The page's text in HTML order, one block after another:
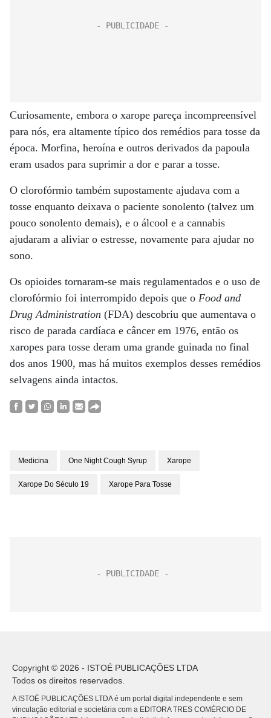
Curiosamente, embora o xarope pareça incompreensível
para nós, era altamente típico dos remédios para tosse da
época. Morfina, heroína e outros derivados da papoula
eram usados ​​para suprimir a dor e parar a tosse.
O clorofórmio também supostamente ajudava com a
tosse enquanto deixava o paciente sonolento (talvez um
pouco sonolento demais), e o álcool e a cannabis
ajudaram a aliviar o estresse, novamente para ajudar no
sono.
Os opioides tornaram-se mais regulamentados e o uso de
clorofórmio foi interrompido depois que o Food and
Drug Administration (FDA) descobriu que aumentava o
risco de parada cardíaca e câncer em 1976, então os
xaropes para tosse deram uma grande guinada no final
dos anos 1900, mas há muitos exemplos desses remédios
selvagens ainda intactos.
Medicina One Night Cough Syrup Xarope
Xarope Do Século 19 Xarope Para Tosse
Copyright © 2026 - ISTOÉ PUBLICAÇÕES LTDA
Todos os direitos reservados.
A ISTOÉ PUBLICAÇÕES LTDA é um portal digital independente e sem
vinculação editorial e societária com a EDITORA TRES COMÉRCIO DE